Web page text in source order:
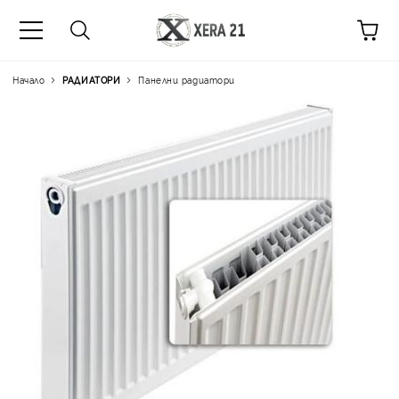
Начало РАДИАТОРИ Панелни радиатори